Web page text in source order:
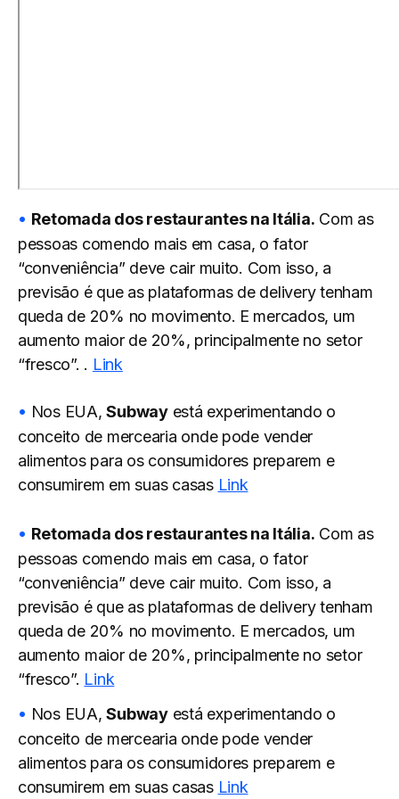
Retomada dos restaurantes na Itália. Com as
pessoas comendo mais em casa, o fator
“conveniência” deve cair muito. Com isso, a
previsão é que as plataformas de delivery tenham
queda de 20% no movimento. E mercados, um
aumento maior de 20%, principalmente no setor
“fresco”. . Link
Nos EUA,Subwayestá experimentando o
conceito de mercearia onde pode vender
alimentos para os consumidores preparem e
consumirem em suas casas Link
Retomada dos restaurantes na Itália. Com as
pessoas comendo mais em casa, o fator
“conveniência” deve cair muito. Com isso, a
previsão é que as plataformas de delivery tenham
queda de 20% no movimento. E mercados, um
aumento maior de 20%, principalmente no setor
“fresco”. Link
Nos EUA,Subwayestá experimentando o
conceito de mercearia onde pode vender
alimentos para os consumidores preparem e
consumirem em suas casas Link